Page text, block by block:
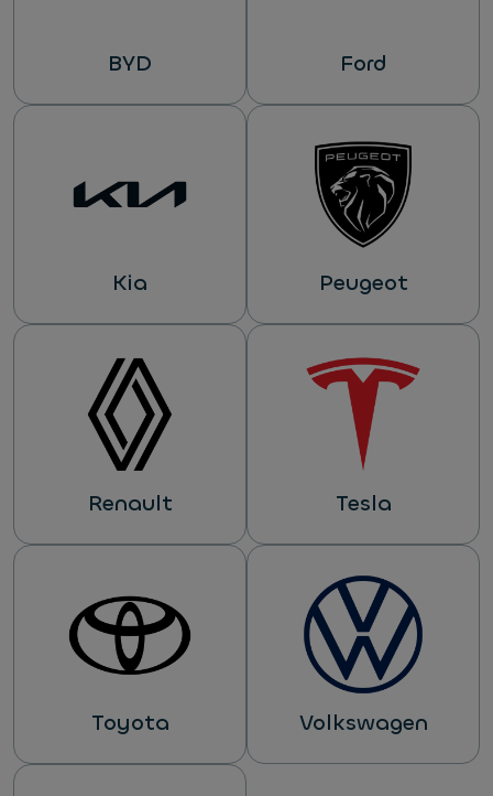
BYD Ford
Kia Peugeot
Renault Tesla
Toyota Volkswagen